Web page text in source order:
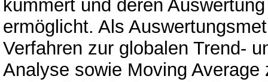
kümmert und deren
ermöglicht. Als
Verfahren zur globalen Trend-
Analyse sowie Moving